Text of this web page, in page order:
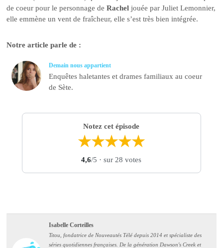
de coeur pour le personnage deRacheljouée par Juliet Lemonnier,
elle emmène un vent de fraîcheur, elle s’est très bien intégrée.
Notre article parle de :
Demain nous appartient
Enquêtes haletantes et drames familiaux au coeur
de Sète.
Notez cet épisode
★★★★★
4,6/5 · sur 28 votes
Isabelle Corteilles
Titou, fondatrice de Nouveautés Télé depuis 2014 et spécialiste des
séries quotidiennes françaises. De la génération Dawson's Creek et